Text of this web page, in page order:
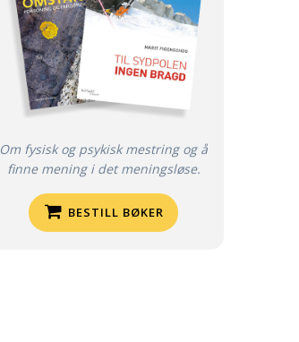
Om fysisk og psykisk mestring og å
finne mening i det meningsløse.
BESTILL BØKER